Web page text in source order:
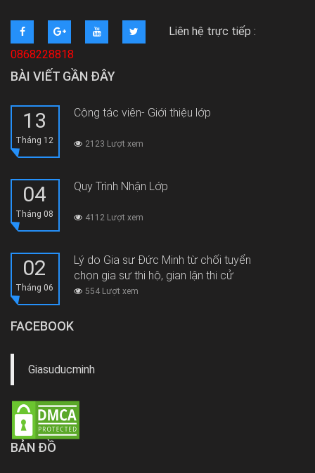
Liên hệ trực tiếp :
0868228818
BÀI VIẾT GẦN ĐÂY
13
Tháng 12
Cộng tác viên- Giới thiệu lớp
2123 Lượt xem
04
Tháng 08
Quy Trình Nhận Lớp
4112 Lượt xem
02
Tháng 06
Lý do Gia sư Đức Minh từ chối tuyển
chọn gia sư thi hộ, gian lận thi cử
554 Lượt xem
FACEBOOK
Giasuducminh
BẢN ĐỒ